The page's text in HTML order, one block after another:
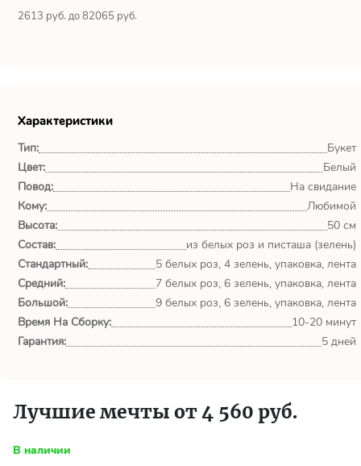
Показать еще
Тымовское,
world.ru, очень рада что
выбрала Вас. Букет
изумительный!
Ульяна
Тымовское,
вовремя. Не подвели. Цветы
свежие. Спасибо.
2613 руб. до 82065 руб.
Характеристики
Тип:
Букет
Цвет:
Белый
Повод:
На свидание
Кому:
Любимой
Высота:
50 см
Состав:
из белых роз и писташа (зелень)
Стандартный:
5 белых роз, 4 зелень, упаковка, лента
Средний:
7 белых роз, 6 зелень, упаковка, лента
Большой:
9 белых роз, 6 зелень, упаковка, лента
Время На Сборку:
10-20 минут
Гарантия:
5 дней
Лучшие мечты от 4 560 руб.
В наличии